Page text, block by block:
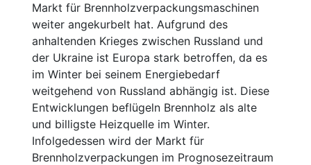
Markt für Brennholzverpackungsmaschinen
weiter angekurbelt hat. Aufgrund des
anhaltenden Krieges zwischen Russland und
der Ukraine ist Europa stark betroffen, da es
im Winter bei seinem Energiebedarf
weitgehend von Russland abhängig ist. Diese
Entwicklungen beflügeln Brennholz als alte
und billigste Heizquelle im Winter.
Infolgedessen wird der Markt für
Brennholzverpackungen im Prognosezeitraum